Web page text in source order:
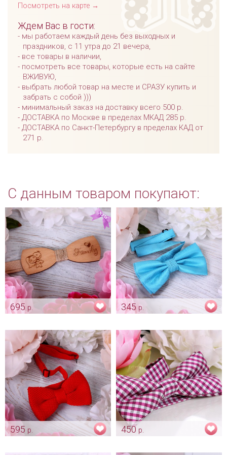
Посмотреть на карте →
Ждем Вас в гости:
мы работаем каждый день без выходных и
праздников, с 11 утра до 21 вечера,
все товары в наличии,
посмотреть все товары, которые есть на сайте
ВЖИВУЮ,
выбрать любой товар на месте и СРАЗУ купить и
забрать с собой )))
минимальный заказ на доставку всего 500 р.
ДОСТАВКА по Москве в пределах МКАД 285 р.
ДОСТАВКА по Санкт-Петербургу в пределах КАД от
271 р.
С данным товаром покупают:
695 р.
Арт: gr_0012
345 р.
Арт: gr_0001
595 р.
450 р.